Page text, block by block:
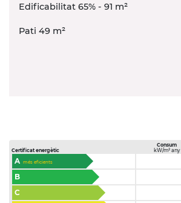
Edificabilitat 65% - 91 m²
Pati 49 m²
Certificat energètic
Consum
kW/m² any
A més eficients
B
C